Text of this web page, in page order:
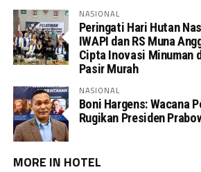
NASIONAL
Peringati Hari Hutan
IWAPI dan RS Muna
Cipta Inovasi Minuman
Pasir Murah
NASIONAL
Boni Hargens: Wacana
Rugikan Presiden
MORE IN HOTEL